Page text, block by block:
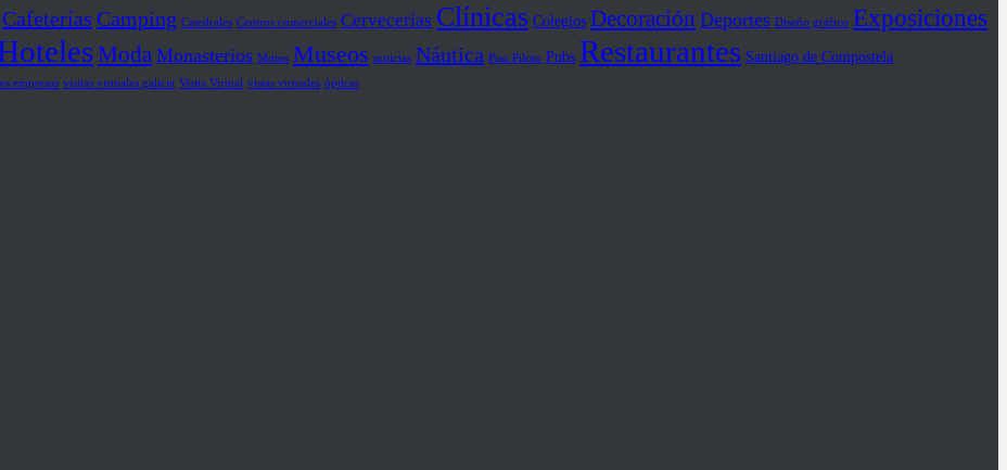
Cafeterías Camping Catedrales Centros comerciales Cervecerías Clínicas Colegios Decoración Deportes Diseño gráfico Exposiciones
Moda Monasterios Motos Museos noticias Náutica Piso Piloto Pubs Restaurantes Santiago de Compostela
empresas visitas virtuales galicia Visita Virtual vistas virtuales ópticas